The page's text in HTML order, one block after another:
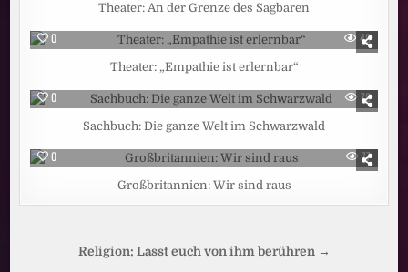
Theater: An der Grenze des Sagbaren
0 48
Theater: „Empathie ist erlernbar“
0 78
Sachbuch: Die ganze Welt im Schwarzwald
0 77
Großbritannien: Wir sind raus
Beitragsnavigation
Religion: Lasst euch von ihm berühren →